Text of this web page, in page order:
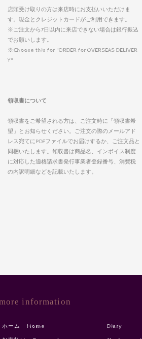
店頭受け取りの方は来店時にお支払いいただけま
す。現金とクレジットカードがご利用できます。
※ご注文から7日以内に来店できない場合は銀行振込
でお願いします。
※Choose this for "ORDER for OVERSEAS DELIVER
Y"
領収書について
領収書をご希望される方は、ご注文時に「領収書希
望」とお知らせください。ご注文の際のメールアド
レス宛てにPDFファイルでお届けするか、ご注文品と
同梱いたします。領収書は商品名、インボイス制度
に対応した適格請求書発行事業者登録番号、消費税
の内訳明細などを記載いたします。
information
ホーム Home Diary